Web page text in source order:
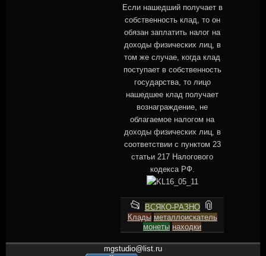
Если нашедший получает в
собственность клад, то он
обязан заплатить налог на
доходы физических лиц, в
том же случае, когда клад
поступает в собственность
государства, то лицо
нашедшее клад получает
вознаграждение, не
облагаемое налогом на
доходы физических лиц, в
соответствии с пунктом 23
статьи 217 Налогового
кодекса РФ.
📂 This
entry
was
posted
ВСЯКО-РАЗНО 📎
tagged
Клады металлоискатель
монеты находки
mgstudio@list.ru